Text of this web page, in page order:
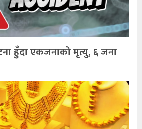
हुँदा एकजनाको मृत्यु, ६ जना